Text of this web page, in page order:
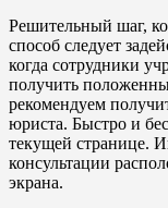
Решительный шаг,
способ следует
когда сотрудники
получить
рекомендуем
юриста. Быстро и
текущей странице.
консультации
экрана.